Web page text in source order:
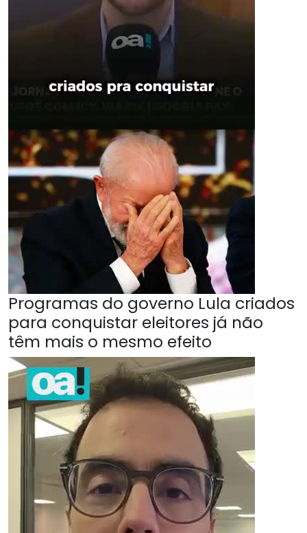
Programas do governo Lula criados
para conquistar eleitores já não
têm mais o mesmo efeito